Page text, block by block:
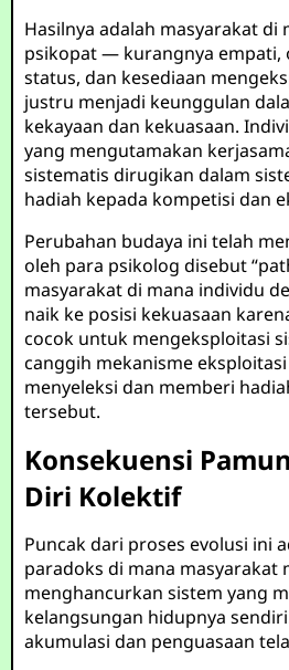
Hasilnya adalah masyarakat di
psikopat — kurangnya empati,
status, dan kesediaan
justru menjadi keunggulan
kekayaan dan kekuasaan.
yang mengutamakan
sistematis dirugikan dalam
hadiah kepada kompetisi dan
Perubahan budaya ini telah
oleh para psikolog disebut
masyarakat di mana individu
naik ke posisi kekuasaan
cocok untuk mengeksploitasi
canggih mekanisme
menyeleksi dan memberi
tersebut.
Konsekuensi
Diri Kolektif
Puncak dari proses evolusi ini
paradoks di mana masyarakat
menghancurkan sistem yang
kelangsungan hidupnya
akumulasi dan penguasaan